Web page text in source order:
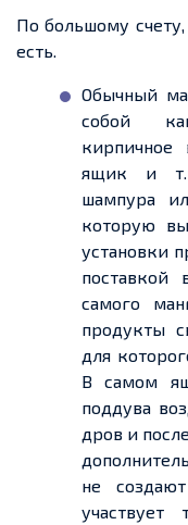
По большому счету,
есть.
Обычный
собой
кирпичное
ящик и
шампура
которую
установки
поставкой
самого
продукты
для
В самом
поддува
дров и
не